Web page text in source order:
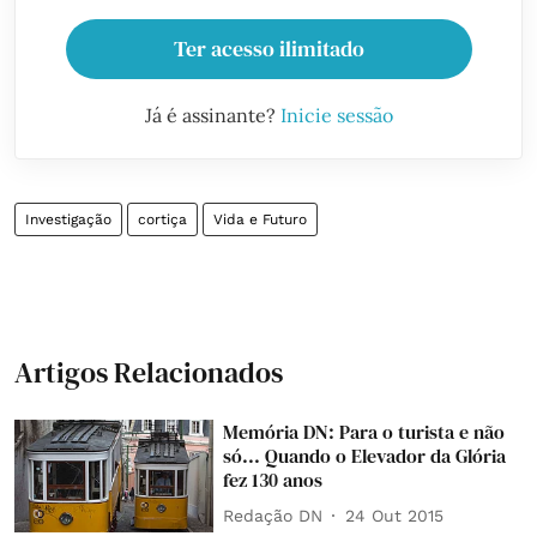
Ter acesso ilimitado
Já é assinante? Inicie sessão
Investigação cortiça Vida e Futuro
Artigos Relacionados
Memória DN: Para o turista e não
só... Quando o Elevador da Glória
fez 130 anos
Redação DN 24 Out 2015